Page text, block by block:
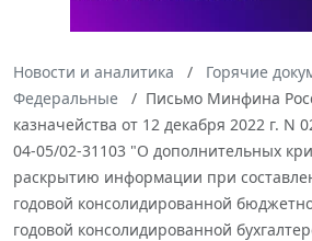
Новости и аналитика
Горячие
Федеральные
Письмо Минфина
казначейства от 12 декабря 2022 г. N
04-05/02-31103 "О дополнительных
раскрытию информации при
годовой консолидированной
годовой консолидированной